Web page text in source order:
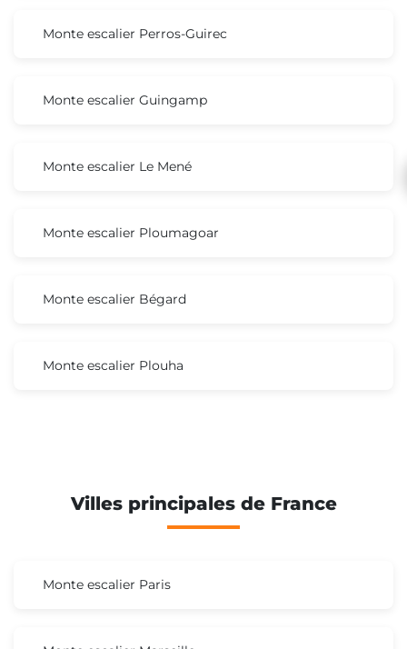
Monte escalier Perros-Guirec
Monte escalier Guingamp
Monte escalier Le Mené
Monte escalier Ploumagoar
Monte escalier Bégard
Monte escalier Plouha
Villes principales de France
Monte escalier Paris